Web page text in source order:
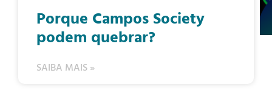
Porque Campos Society
podem quebrar?
SAIBA MAIS »